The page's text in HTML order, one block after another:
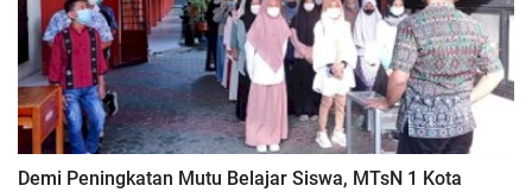
Demi Peningkatan Mutu Belajar Siswa, MTsN 1 Kota